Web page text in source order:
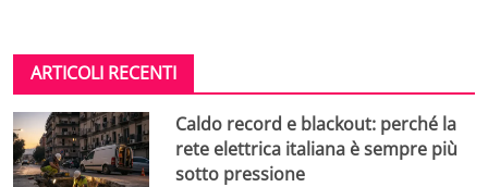
ARTICOLI RECENTI
Caldo record e blackout: perché la
rete elettrica italiana è sempre più
sotto pressione